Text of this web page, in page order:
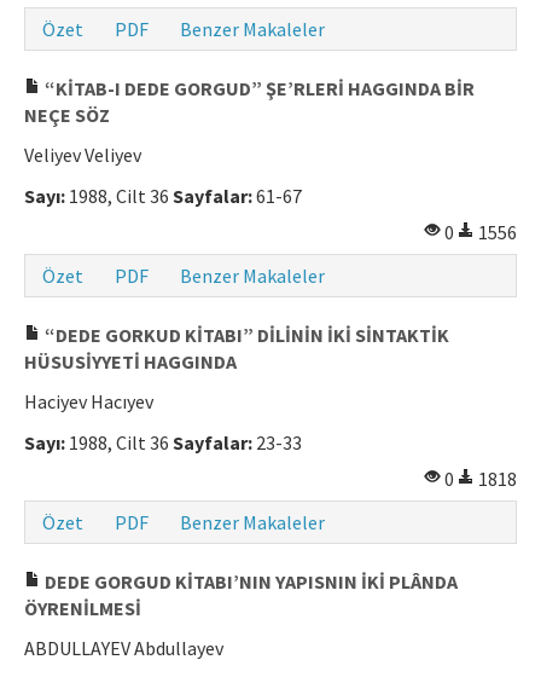
Özet
PDF Benzer Makaleler
“KİTAB-I DEDE GORGUD” ŞE’RLERİ HAGGINDA BİR
NEÇE SÖZ
Veliyev Veliyev
Sayı: 1988, Cilt 36 Sayfalar:61-67
0
1556
Özet
PDF Benzer Makaleler
“DEDE GORKUD KİTABI” DİLİNİN İKİ SİNTAKTİK
HÜSUSİYYETİ HAGGINDA
Haciyev Hacıyev
Sayı: 1988, Cilt 36 Sayfalar: 23-33
0
1818
Özet
PDF Benzer Makaleler
DEDE GORGUD KİTABI’NIN YAPISNIN İKİ PLÂNDA
ÖYRENİLMESİ
ABDULLAYEV Abdullayev